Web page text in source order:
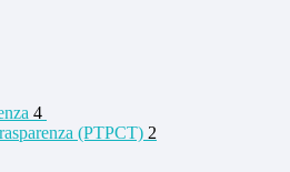
4
(PTPCT) 2